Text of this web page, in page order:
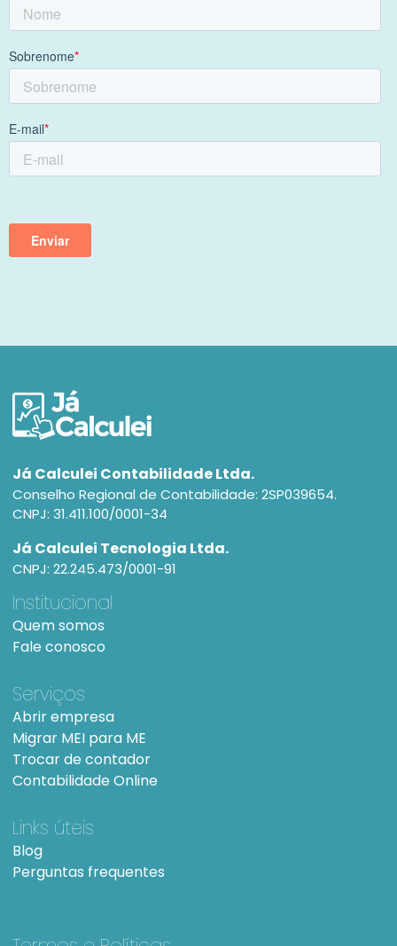
Já Calculei Contabilidade Ltda.
Conselho Regional de Contabilidade: 2SP039654.
CNPJ: 31.411.100/0001-34
Já Calculei Tecnologia Ltda.
CNPJ: 22.245.473/0001-91
Institucional
Quem somos
Fale conosco
Serviços
Abrir empresa
Migrar MEI para ME
Trocar de contador
Contabilidade Online
Links úteis
Blog
Perguntas frequentes